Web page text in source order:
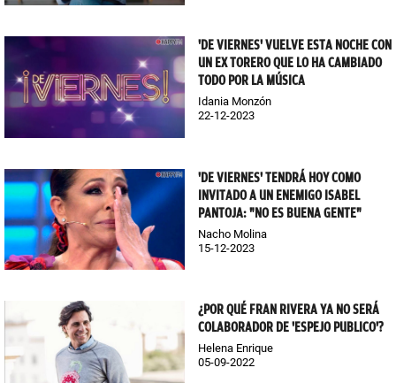
'DE VIERNES' VUELVE ESTA NOCHE CON
UN EX TORERO QUE LO HA CAMBIADO
TODO POR LA MÚSICA
Idania Monzón
22-12-2023
'DE VIERNES' TENDRÁ HOY COMO
INVITADO A UN ENEMIGO ISABEL
PANTOJA: "NO ES BUENA GENTE"
Nacho Molina
15-12-2023
¿POR QUÉ FRAN RIVERA YA NO SERÁ
COLABORADOR DE 'ESPEJO PUBLICO'?
Helena Enrique
05-09-2022